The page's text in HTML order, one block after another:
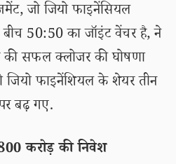
जो जियो फाइनेंसियल
50:50 का जॉइंट वेंचर है, ने
सफल क्लोजर की घोषणा
जियो फाइनेंशियल के शेयर तीन
बढ़ गए.
करोड़ की निवेश